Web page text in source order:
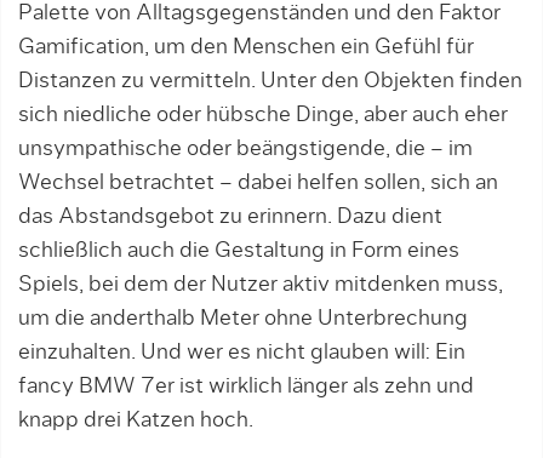
Palette von Alltagsgegenständen und den Faktor
Gamification, um den Menschen ein Gefühl für
Distanzen zu vermitteln. Unter den Objekten finden
sich niedliche oder hübsche Dinge, aber auch eher
unsympathische oder beängstigende, die – im
Wechsel betrachtet – dabei helfen sollen, sich an
das Abstandsgebot zu erinnern. Dazu dient
schließlich auch die Gestaltung in Form eines
Spiels, bei dem der Nutzer aktiv mit­denken muss,
um die anderthalb Meter ohne Unterbrechung
einzuhalten. Und wer es nicht glauben will: Ein
fancy BMW 7er ist wirklich länger als zehn und
knapp drei Katzen hoch.